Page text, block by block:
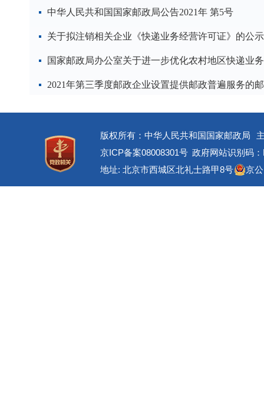
中华人民共和国国家邮政局公告2021年 第5号
关于拟注销相关企业《快递业务经营许可证》的公示
版权所有：中华人民共和国国家邮政局
京ICP备案08008301号 政府网站识别码
地址: 北京市西城区北礼士路甲8号
京